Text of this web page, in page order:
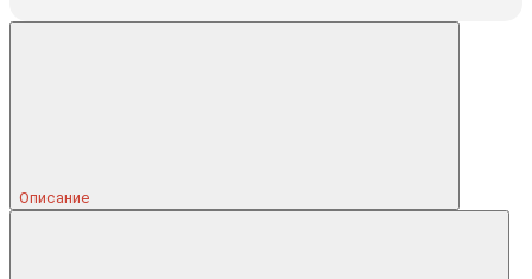
Описание